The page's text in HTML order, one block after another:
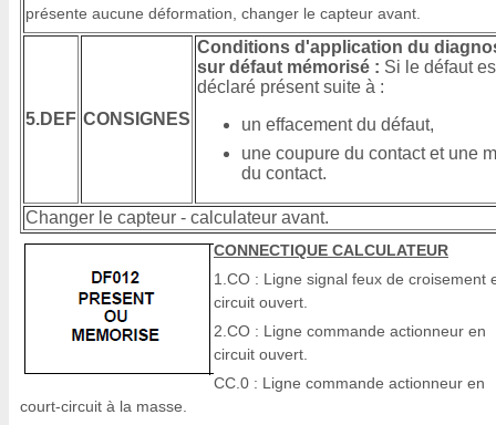
présente aucune déformation, changer le capteur avant.
5.DEF CONSIGNES
Conditions d'application du
sur défaut mémorisé : Si le défaut
déclaré présent suite à :
un effacement du défaut,
une coupure du contact et une
du contact.
Changer le capteur - calculateur avant.
CONNECTIQUE CALCULATEUR
1.CO : Ligne signal feux de croisement
circuit ouvert.
2.CO : Ligne commande actionneur en
circuit ouvert.
CC.0 : Ligne commande actionneur en
court-circuit à la masse.